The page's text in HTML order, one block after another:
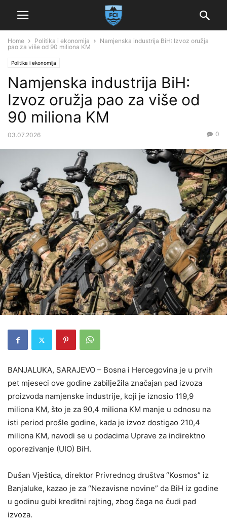
Home Politika i ekonomija
Namjenska industrija BiH: Izvoz oružja
pao za više od 90 miliona KM
Politika i ekonomija
Namjenska industrija BiH:
Izvoz oružja pao za više od
90 miliona KM
03.07.2026 0
BANJALUKA, SARAJEVO – Bosna i Hercegovina je u prvih
pet mjeseci ove godine zabilježila značajan pad izvoza
proizvoda namjenske industrije, koji je iznosio 119,9
miliona KM, što je za 90,4 miliona KM manje u odnosu na
isti period prošle godine, kada je izvoz dostigao 210,4
miliona KM, navodi se u podacima Uprave za indirektno
oporezivanje (UIO) BiH.
Dušan Vještica, direktor Privrednog društva “Kosmos” iz
Banjaluke, kazao je za “Nezavisne novine” da BiH iz godine
u godinu gubi kreditni rejting, zbog čega ne čudi pad
izvoza.